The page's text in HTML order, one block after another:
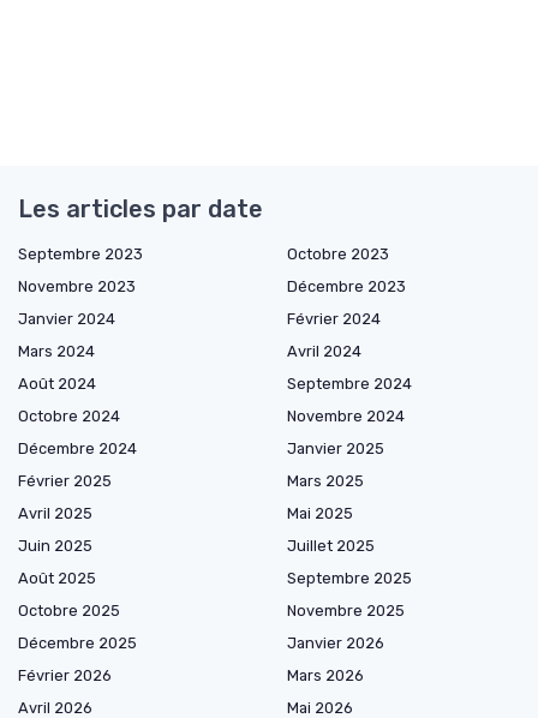
Les articles par date
Septembre 2023
Octobre 2023
Novembre 2023
Décembre 2023
Janvier 2024
Février 2024
Mars 2024
Avril 2024
Août 2024
Septembre 2024
Octobre 2024
Novembre 2024
Décembre 2024
Janvier 2025
Février 2025
Mars 2025
Avril 2025
Mai 2025
Juin 2025
Juillet 2025
Août 2025
Septembre 2025
Octobre 2025
Novembre 2025
Décembre 2025
Janvier 2026
Février 2026
Mars 2026
Avril 2026
Mai 2026